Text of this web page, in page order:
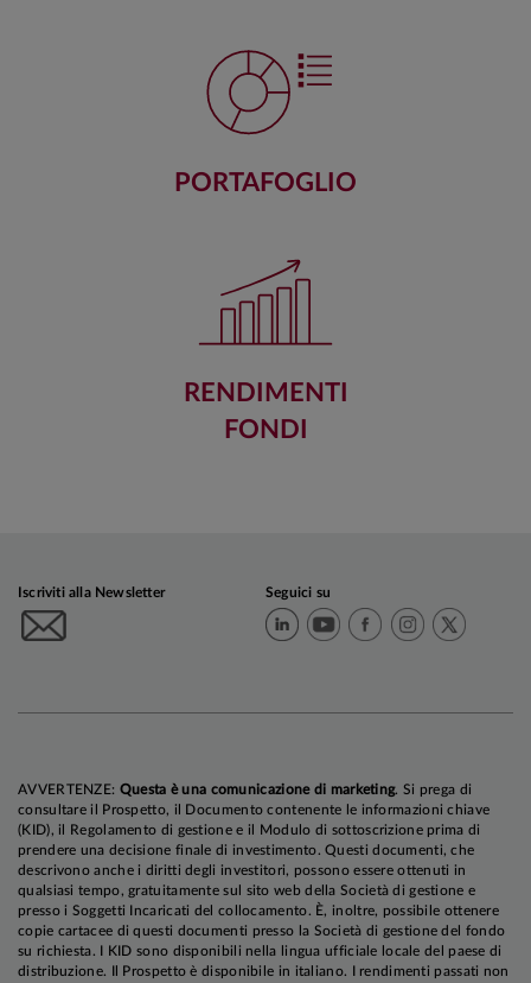
PORTAFOGLIO
RENDIMENTI
FONDI
Iscriviti alla Newsletter Seguici su
AVVERTENZE: Questa è una comunicazione di marketing. Si prega di
consultare il Prospetto, il Documento contenente le informazioni chiave
(KID), il Regolamento di gestione e il Modulo di sottoscrizione prima di
prendere una decisione finale di investimento. Questi documenti, che
descrivono anche i diritti degli investitori, possono essere ottenuti in
qualsiasi tempo, gratuitamente sul sito web della Società di gestione e
presso i Soggetti Incaricati del collocamento. È, inoltre, possibile ottenere
copie cartacee di questi documenti presso la Società di gestione del fondo
su richiesta. I KID sono disponibili nella lingua ufficiale locale del paese di
distribuzione. Il Prospetto è disponibile in italiano. I rendimenti passati non